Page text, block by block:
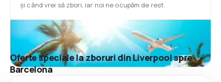
și când vrei să zbori, iar noi ne ocupăm de rest.
Oferte speciale la zboruri din Liverpool spre
Barcelona